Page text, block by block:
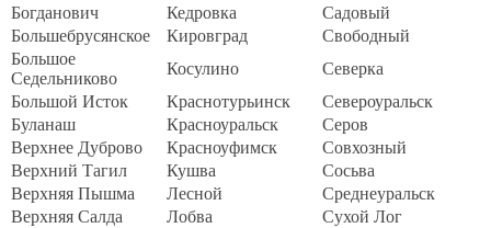
Богданович
Кедровка
Садовый
Большебрусянское
Кировград
Свободный
Большое
Седельниково
Косулино
Северка
Большой Исток
Краснотурьинск
Североуральск
Буланаш
Красноуральск
Серов
Верхнее Дуброво
Красноуфимск
Совхозный
Верхний Тагил
Кушва
Сосьва
Верхняя Пышма
Лесной
Среднеуральск
Верхняя Салда
Лобва
Сухой Лог